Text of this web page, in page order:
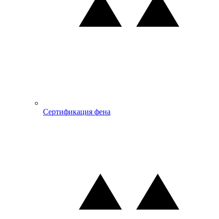
Сертификация фена